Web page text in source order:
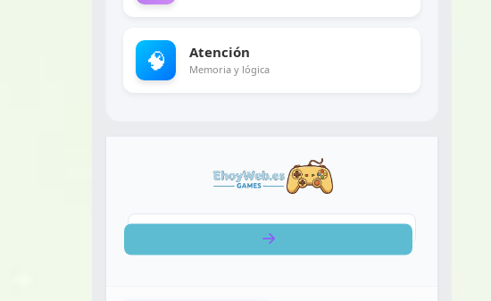
🧠 Atención
Memoria y lógica